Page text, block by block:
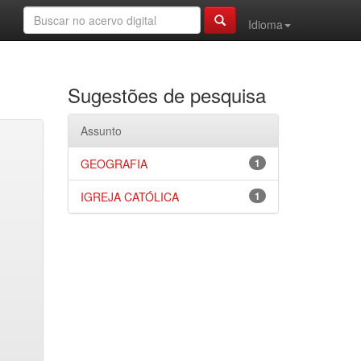
Idioma
Sugestões de pesquisa
Assunto
1
GEOGRAFIA
1
IGREJA CATÓLICA